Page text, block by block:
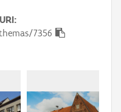
URI
7356